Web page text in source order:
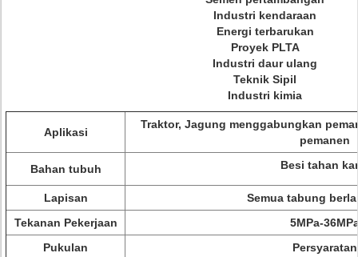
Industri kendaraan
Energi terbarukan
Proyek PLTA
Industri daur ulang
Teknik Sipil
Industri kimia
Aplikasi
Traktor, Jagung menggabungkan
pemanen
Bahan tubuh Besi tahan
Lapisan
Semua tabung
Tekanan Pekerjaan
5MPa-
Pukulan
Persyaratan